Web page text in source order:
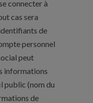
connecter à
cas sera
de
personnel
peut
informations
public (nom du
de